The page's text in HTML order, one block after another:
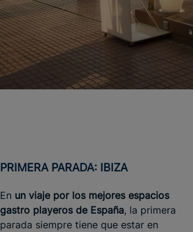
PRIMERA PARADA: IBIZA
En un viaje por los mejores espacios
gastro playeros de España, la primera
parada siempre tiene que estar en